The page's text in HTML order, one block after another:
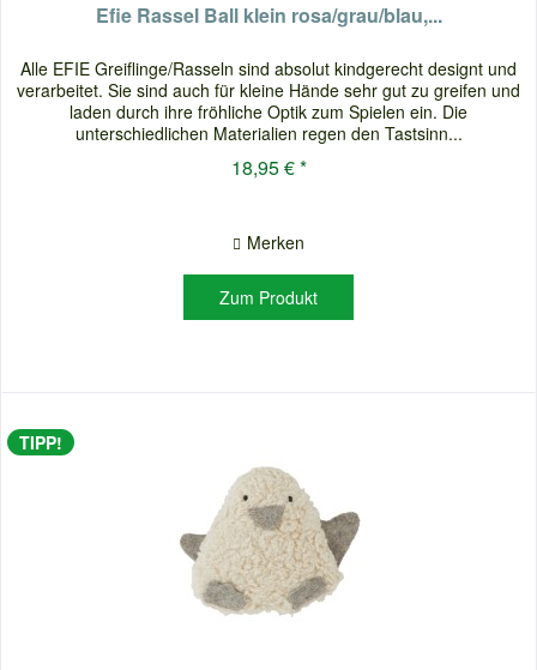
Efie Rassel Ball klein rosa/grau/blau,...
Alle EFIE Greiflinge/Rasseln sind absolut kindgerecht designt und
verarbeitet. Sie sind auch für kleine Hände sehr gut zu greifen und
laden durch ihre fröhliche Optik zum Spielen ein. Die
unterschiedlichen Materialien regen den Tastsinn...
18,95 € *
Merken
Zum Produkt
TIPP!